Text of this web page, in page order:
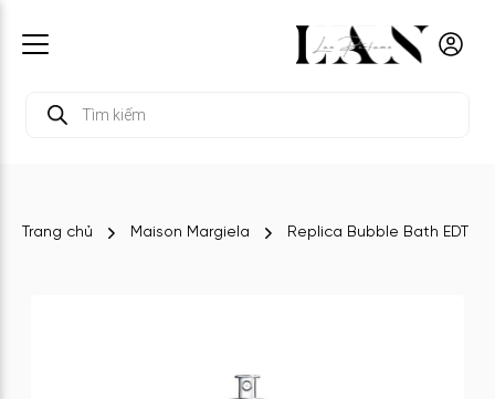
kiếm
Trang chủ Maison Margiela Replica Bubble Bath EDT